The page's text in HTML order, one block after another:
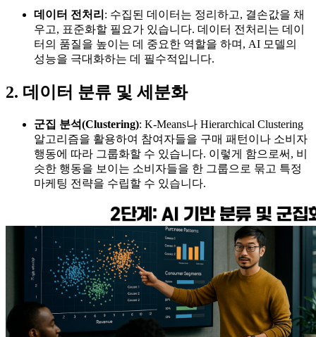
데이터 전처리 : 수집된 데이터는 정리하고, 결손값을 채
우고, 표준화할 필요가 있습니다. 데이터 전처리는 데이
터의 품질을 높이는 데 중요한 역할을 하며, AI 모델의
성능을 극대화하는 데 필수적입니다.
2. 데이터 분류 및 세분화
군집 분석(Clustering): K-Means나 Hierarchical Clustering
알고리즘을 활용하여 참여자들을 구매 패턴이나 소비자
행동에 따라 그룹화할 수 있습니다. 이렇게 함으로써, 비
슷한 행동을 보이는 소비자들을 한 그룹으로 묶고 특정
마케팅 전략을 수립할 수 있습니다.